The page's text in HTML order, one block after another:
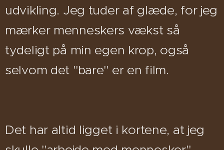
udvikling. Jeg tuder af glæde, for jeg
mærker menneskers vækst så
tydeligt på min egen krop, også
selvom det "bare" er en film.
Det har altid ligget i kortene, at jeg